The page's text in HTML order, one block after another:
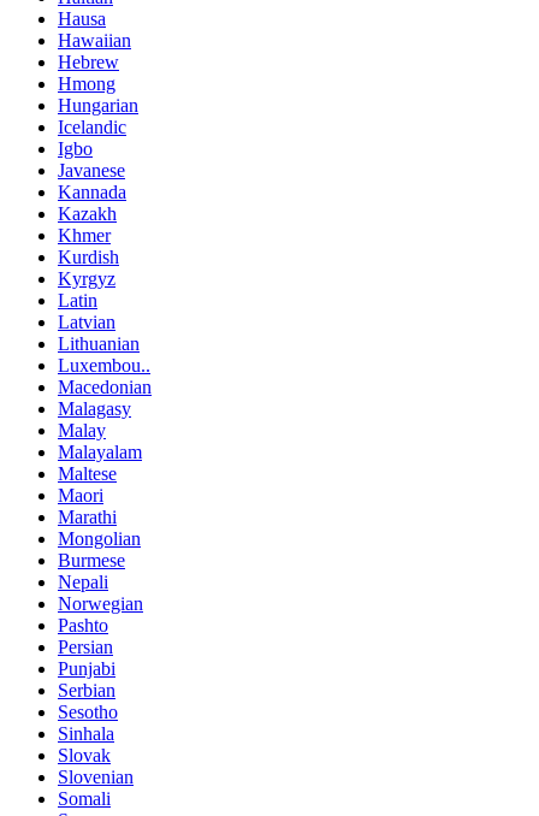
Hausa
Hawaiian
Hebrew
Hmong
Hungarian
Icelandic
Igbo
Javanese
Kannada
Kazakh
Khmer
Kurdish
Kyrgyz
Latin
Latvian
Lithuanian
Luxembou..
Macedonian
Malagasy
Malay
Malayalam
Maltese
Maori
Marathi
Mongolian
Burmese
Nepali
Norwegian
Pashto
Persian
Punjabi
Serbian
Sesotho
Sinhala
Slovak
Slovenian
Somali